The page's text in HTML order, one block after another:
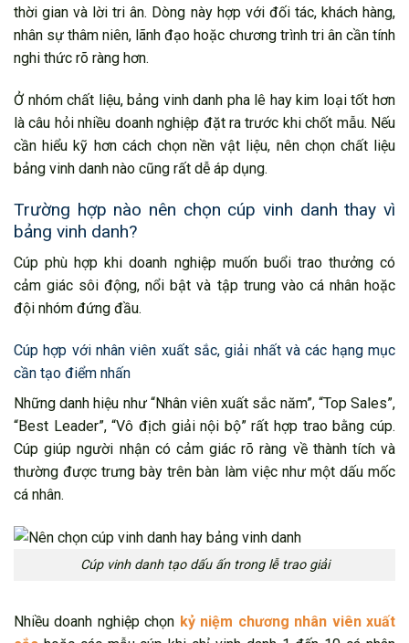
thời gian và lời tri ân. Dòng này hợp với đối tác, khách hàng,
nhân sự thâm niên, lãnh đạo hoặc chương trình tri ân cần tính
nghi thức rõ ràng hơn.
Ở nhóm chất liệu, bảng vinh danh pha lê hay kim loại tốt hơn
là câu hỏi nhiều doanh nghiệp đặt ra trước khi chốt mẫu. Nếu
cần hiểu kỹ hơn cách chọn nền vật liệu, nên chọn chất liệu
bảng vinh danh nào cũng rất dễ áp dụng.
Trường hợp nào nên chọn cúp vinh danh thay vì
bảng vinh danh?
Cúp phù hợp khi doanh nghiệp muốn buổi trao thưởng có
cảm giác sôi động, nổi bật và tập trung vào cá nhân hoặc
đội nhóm đứng đầu.
Cúp hợp với nhân viên xuất sắc, giải nhất và các hạng mục
cần tạo điểm nhấn
Những danh hiệu như “Nhân viên xuất sắc năm”, “Top Sales”,
“Best Leader”, “Vô địch giải nội bộ” rất hợp trao bằng cúp.
Cúp giúp người nhận có cảm giác rõ ràng về thành tích và
thường được trưng bày trên bàn làm việc như một dấu mốc
cá nhân.
Cúp vinh danh tạo dấu ấn trong lễ trao giải
Nhiều doanh nghiệp chọn kỷ niệm chương nhân viên xuất